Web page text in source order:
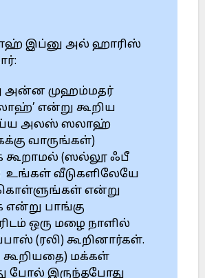
இப்னு அல் ஹாரிஸ்
அன்ன முஹம்மதர்
என்று கூறிய
அலஸ் ஸலாஹ்
வாருங்கள்)
(ஸல்லூ ஃபீ
உங்கள் வீடுகளிலேயே
என்று
என்று பாங்கு
ஒரு மழை நாளில்
(ரலி) கூறினார்கள்.
மக்கள்
போல் இருந்தபோது